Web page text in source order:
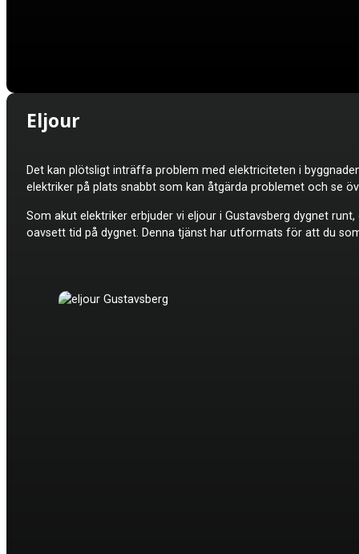
Eljour
Det kan plötsligt inträffa problem med elektriciteten i
elektriker på plats snabbt som kan åtgärda problemet och se
Som akut elektriker erbjuder vi e ljouri Gustavsberg dygnet
oavsett tid på dygnet. Denna tjänst har utformats för att du